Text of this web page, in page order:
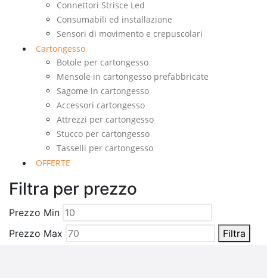
Connettori Strisce Led
Consumabili ed installazione
Sensori di movimento e crepuscolari
Cartongesso
Botole per cartongesso
Mensole in cartongesso prefabbricate
Sagome in cartongesso
Accessori cartongesso
Attrezzi per cartongesso
Stucco per cartongesso
Tasselli per cartongesso
OFFERTE
Filtra per prezzo
Prezzo Min
Prezzo Max
Filtra